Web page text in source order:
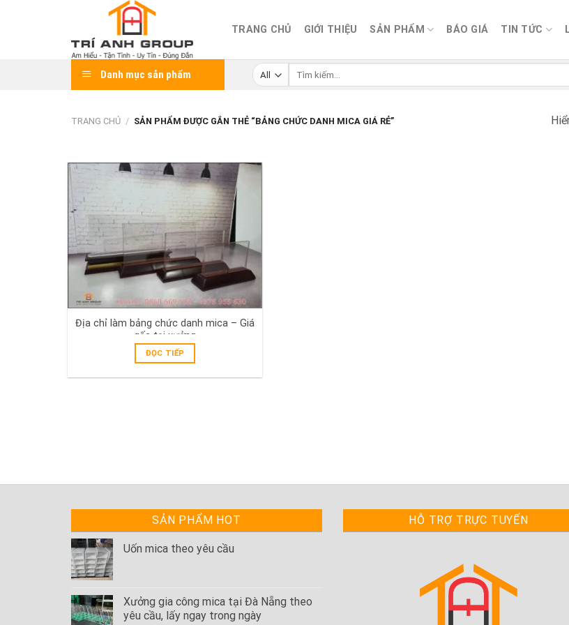
TRANG CHỦ GIỚI THIỆU SẢN PHẨM BÁO GIÁ TIN TỨC
Danh mục sản phẩm
TRANG CHỦ / SẢN PHẨM ĐƯỢC GẮN THẺ “BẢNG CHỨC DANH MICA GIÁ RẺ”
Địa chỉ làm bảng chức danh mica – Giá
gốc tại xưởng
ĐỌC TIẾP
SẢN PHẨM HOT
Uốn mica theo yêu cầu
Xưởng gia công mica tại Đà Nẵng theo
yêu cầu, lấy ngay trong ngày
HỖ TRỢ TRỰC TUYẾN